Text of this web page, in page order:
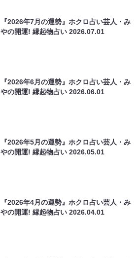
『2026年7月の運勢』ホクロ占い芸人・み
やの開運! 縁起物占い2026.07.01
『2026年6月の運勢』ホクロ占い芸人・み
やの開運! 縁起物占い2026.06.01
『2026年5月の運勢』ホクロ占い芸人・み
やの開運! 縁起物占い2026.05.01
『2026年4月の運勢』ホクロ占い芸人・み
やの開運! 縁起物占い2026.04.01